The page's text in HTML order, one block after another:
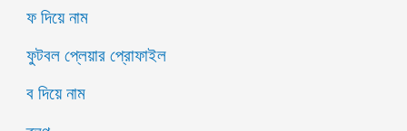
ফ দিয়ে নাম
ফুটবল প্লেয়ার প্রোফাইল
ব দিয়ে নাম